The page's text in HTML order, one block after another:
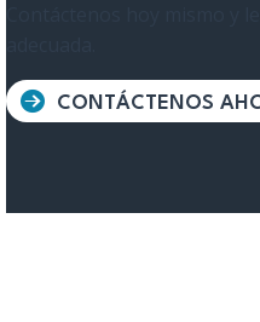
CONTÁCTENOS